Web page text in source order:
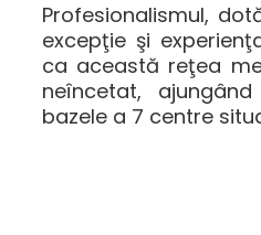
Profesionalismul,
excepţie şi
ca această reţea
neîncetat,
bazele a 7 centre